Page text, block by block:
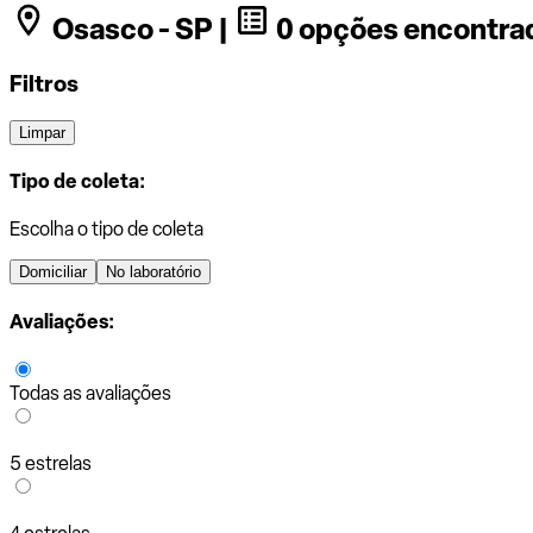
Osasco - SP | 0 opções
Filtros
Limpar
Tipo de coleta:
Escolha o tipo de coleta
Domiciliar No laboratório
Avaliações:
Todas as avaliações
5 estrelas